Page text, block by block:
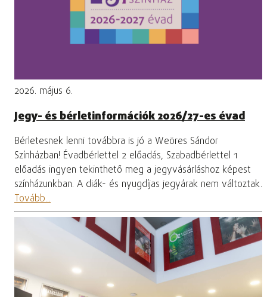
2026. május 6.
Jegy- és bérletinformációk 2026/27-es évad
Bérletesnek lenni továbbra is jó a Weöres Sándor
Színházban! Évadbérlettel 2 előadás, Szabadbérlettel 1
előadás ingyen tekinthető meg a jegyvásárláshoz képest
színházunkban. A diák- és nyugdíjas jegyárak nem változtak.
Tovább...